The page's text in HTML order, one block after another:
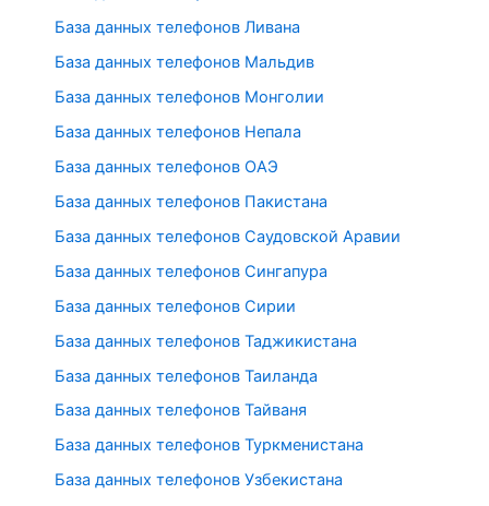
База данных телефонов Ливана
База данных телефонов Мальдив
База данных телефонов Монголии
База данных телефонов Непала
База данных телефонов ОАЭ
База данных телефонов Пакистана
База данных телефонов Саудовской Аравии
База данных телефонов Сингапура
База данных телефонов Сирии
База данных телефонов Таджикистана
База данных телефонов Таиланда
База данных телефонов Тайваня
База данных телефонов Туркменистана
База данных телефонов Узбекистана